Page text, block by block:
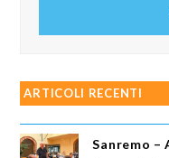
ARTICOLI RECENTI
Sanremo –